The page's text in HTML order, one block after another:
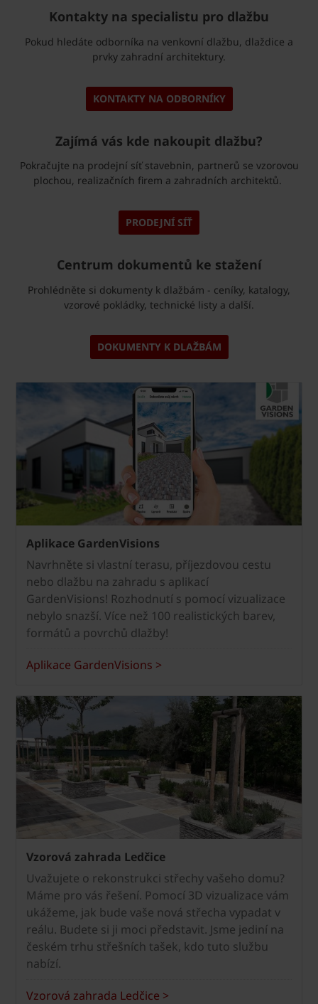
Kontakty na specialistu pro dlažbu
Pokud hledáte odborníka na venkovní dlažbu, dlaždice a
prvky zahradní architektury.
KONTAKTY NA ODBORNÍKY
Zajímá vás kde nakoupit dlažbu?
Pokračujte na prodejní síť stavebnin, partnerů se vzorovou
plochou, realizačních firem a zahradních architektů.
PRODEJNÍ SÍŤ
Centrum dokumentů ke stažení
Prohlédněte si dokumenty k dlažbám - ceníky, katalogy,
vzorové pokládky, technické listy a další.
DOKUMENTY K DLAŽBÁM
Aplikace GardenVisions
Navrhněte si vlastní terasu, příjezdovou cestu
nebo dlažbu na zahradu s aplikací
GardenVisions! Rozhodnutí s pomocí vizualizace
nebylo snazší. Více než 100 realistických barev,
formátů a povrchů dlažby!
Aplikace GardenVisions >
Vzorová zahrada Ledčice
Uvažujete o rekonstrukci střechy vašeho domu?
Máme pro vás řešení. Pomocí 3D vizualizace vám
ukážeme, jak bude vaše nová střecha vypadat v
reálu. Budete si ji moci představit. Jsme jediní na
českém trhu střešních tašek, kdo tuto službu
nabízí.
Vzorová zahrada Ledčice >